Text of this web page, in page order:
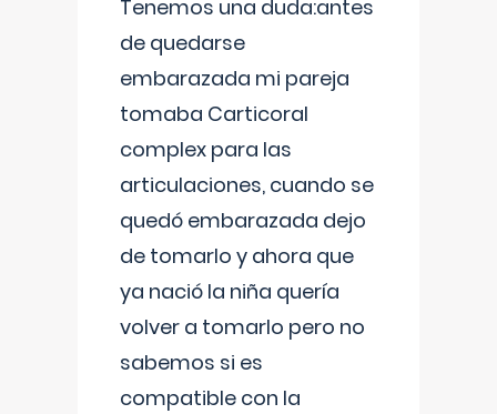
Tenemos una duda:antes
de quedarse
embarazada mi pareja
tomaba Carticoral
complex para las
articulaciones, cuando se
quedó embarazada dejo
de tomarlo y ahora que
ya nació la niña quería
volver a tomarlo pero no
sabemos si es
compatible con la